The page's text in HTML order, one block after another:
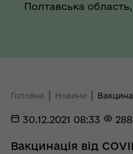
Полтавська
Головна Новини
30.12.2021 08:33 288
Вакцинація від